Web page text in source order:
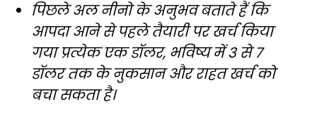
पिछले अल नीनो के अनुभव बताते हैं कि
आपदा आने से पहले तैयारी पर खर्च किया
गया प्रत्येक एक डॉलर, भविष्य में 3 से 7
डॉलर तक के नुकसान और राहत खर्च को
बचा सकता है।